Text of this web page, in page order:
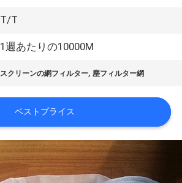
T/T
1週あたりの10000M
スクリーンの網フィルター,塵フィルター網
ベストプライス